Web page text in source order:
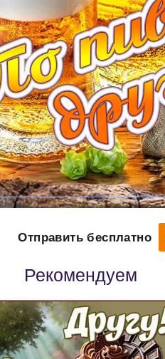
Отправить бесплатно
Рекомендуем